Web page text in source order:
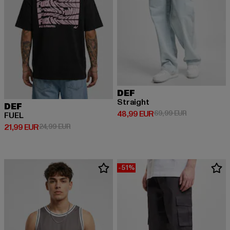
DEF
FUEL
21,99 EUR
Derzeitiger Preis: 21,99 EUR
24,99 EURAktionspreis: 24,99 EUR
DEF
Straight
48,99 EUR
Derzeitiger Preis: 48,99 EUR
69,99 EURAktionspreis:
-51%